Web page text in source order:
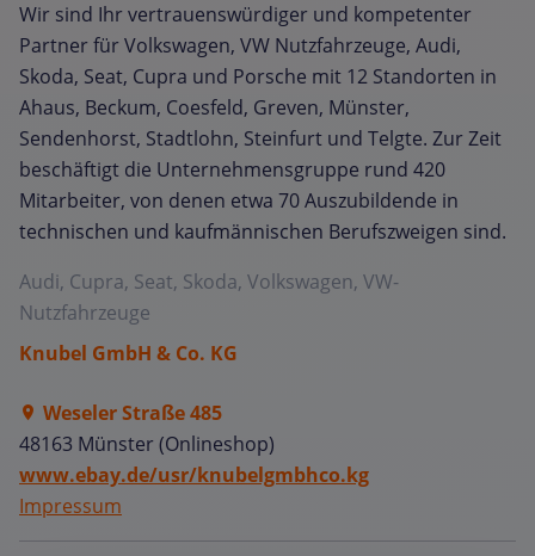
Wir sind Ihr vertrauenswürdiger und kompetenter
Partner für Volkswagen, VW Nutzfahrzeuge, Audi,
Skoda, Seat, Cupra und Porsche mit 12 Standorten in
Ahaus, Beckum, Coesfeld, Greven, Münster,
Sendenhorst, Stadtlohn, Steinfurt und Telgte. Zur Zeit
beschäftigt die Unternehmensgruppe rund 420
Mitarbeiter, von denen etwa 70 Auszubildende in
technischen und kaufmännischen Berufszweigen sind.
Audi, Cupra, Seat, Skoda, Volkswagen, VW-
Nutzfahrzeuge
Knubel GmbH & Co. KG
Weseler Straße 485
48163 Münster (Onlineshop)
www.ebay.de/usr/knubelgmbhco.kg
Impressum